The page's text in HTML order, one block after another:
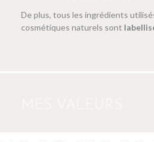
De plus, tous les ingrédients
cosmétiques naturels sont